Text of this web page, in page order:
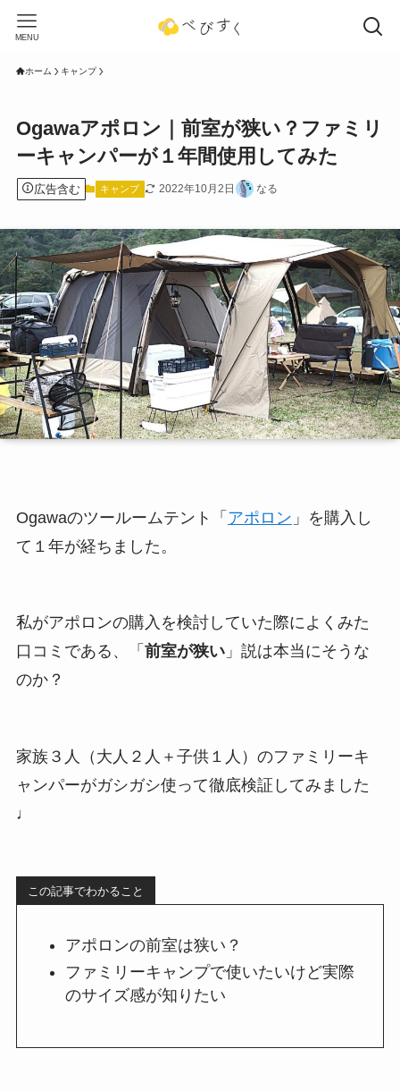
MENU
ホーム キャンプ
Ogawaアポロン｜前室が狭い？ファミリ
ーキャンパーが１年間使用してみた
広告含む キャンプ 2022年10月2日 なる
Ogawaのツールームテント「 アポロン 」を購入し
て１年が経ちました。
私がアポロンの購入を検討していた際によくみた
口コミである、「 前室が狭い」説は本当にそうな
のか？
家族３人（大人２人＋子供１人）のファミリーキ
ャンパーがガシガシ使って徹底検証してみました
♩
この記事でわかること
アポロンの前室は狭い？
ファミリーキャンプで使いたいけど実際
のサイズ感が知りたい